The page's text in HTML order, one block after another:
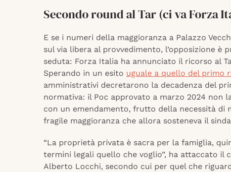
Secondo round al Tar (ci va Forza
E se i numeri della maggioranza a Palazzo
sul via libera al provvedimento, l’opposizione è
seduta: Forza Italia ha annunciato il ricorso al
Sperando in un esito uguale a quello del primo
amministrativi decretarono la decadenza del
normativa: il Poc approvato a marzo 2024 non
con un emendamento, frutto della necessità di
fragile maggioranza che allora sosteneva il
“La proprietà privata è sacra per la famiglia,
termini legali quello che voglio”, ha attaccato il
Alberto Locchi, secondo cui per quel che